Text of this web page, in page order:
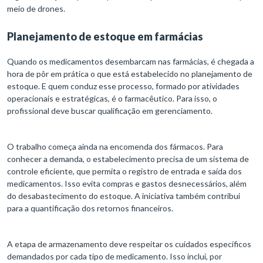
meio de drones.
Planejamento de estoque em farmácias
Quando os medicamentos desembarcam nas farmácias, é chegada a
hora de pôr em prática o que está estabelecido no planejamento de
estoque. E quem conduz esse processo, formado por atividades
operacionais e estratégicas, é o farmacêutico. Para isso, o
profissional deve buscar qualificação em gerenciamento.
O trabalho começa ainda na encomenda dos fármacos. Para
conhecer a demanda, o estabelecimento precisa de um sistema de
controle eficiente, que permita o registro de entrada e saída dos
medicamentos. Isso evita compras e gastos desnecessários, além
do desabastecimento do estoque. A iniciativa também contribui
para a quantificação dos retornos financeiros.
A etapa de armazenamento deve respeitar os cuidados específicos
demandados por cada tipo de medicamento. Isso inclui, por